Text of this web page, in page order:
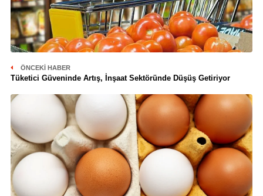
ÖNCEKI HABER
Tüketici Güveninde Artış, İnşaat Sektöründe Düşüş Getiriyor